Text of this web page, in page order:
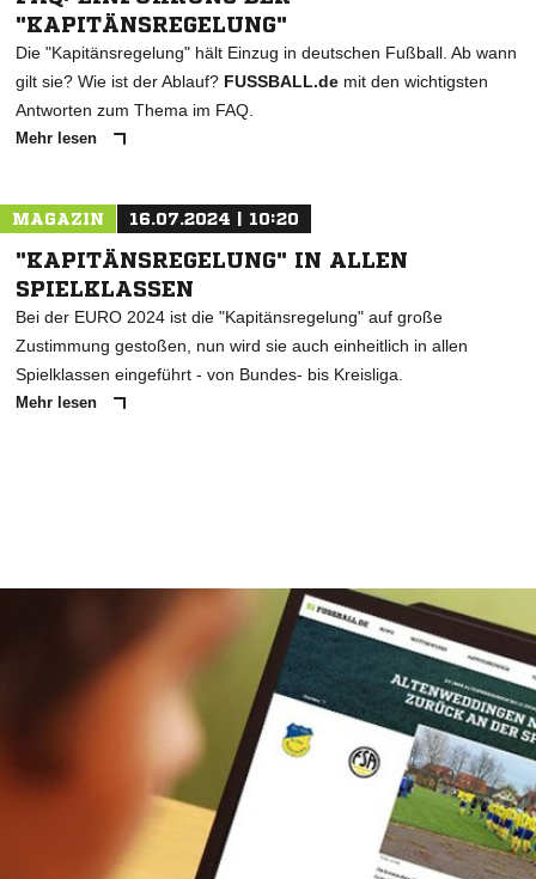
"KAPITÄNSREGELUNG"
Die "Kapitänsregelung" hält Einzug in deutschen Fußball. Ab wann
gilt sie? Wie ist der Ablauf? FUSSBALL.de mit den wichtigsten
Antworten zum Thema im FAQ.
Mehr lesen
MAGAZIN 16.07.2024 | 10:20
"KAPITÄNSREGELUNG" IN ALLEN
SPIELKLASSEN
Bei der EURO 2024 ist die "Kapitänsregelung" auf große
Zustimmung gestoßen, nun wird sie auch einheitlich in allen
Spielklassen eingeführt - von Bundes- bis Kreisliga.
Mehr lesen